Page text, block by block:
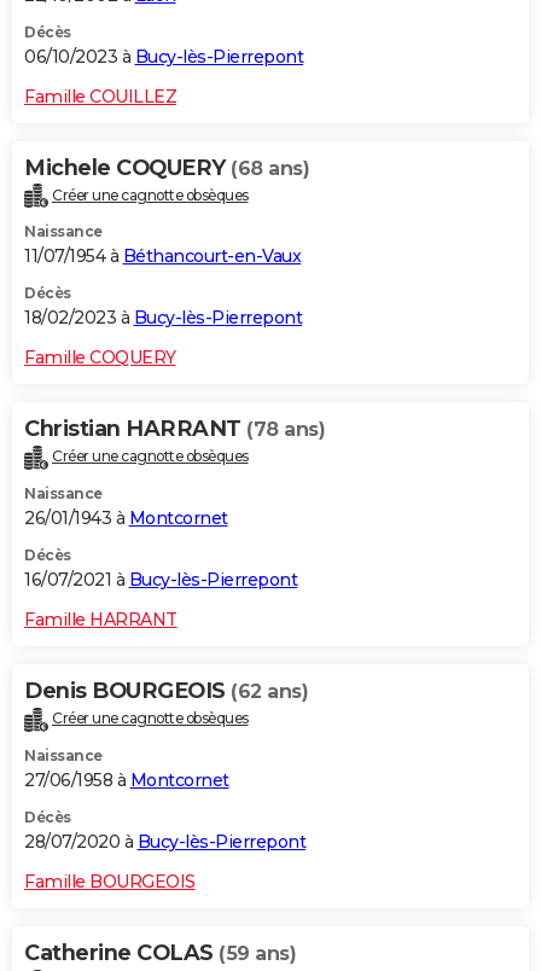
Décès
06/10/2023 à Bucy-lès-Pierrepont
Famille COUILLEZ
Michele COQUERY (68 ans)
Créer une cagnotte obsèques
Naissance
11/07/1954 à Béthancourt-en-Vaux
Décès
18/02/2023 à Bucy-lès-Pierrepont
Famille COQUERY
Christian HARRANT (78 ans)
Créer une cagnotte obsèques
Naissance
26/01/1943 à Montcornet
Décès
16/07/2021 à Bucy-lès-Pierrepont
Famille HARRANT
Denis BOURGEOIS (62 ans)
Créer une cagnotte obsèques
Naissance
27/06/1958 à Montcornet
Décès
28/07/2020 à Bucy-lès-Pierrepont
Famille BOURGEOIS
Catherine COLAS (59 ans)